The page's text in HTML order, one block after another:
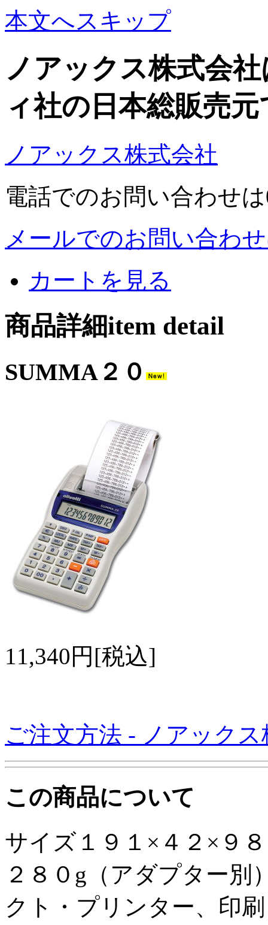
本文へスキップ
ノアックス株式会
ィ社の日本総販売
ノアックス株式会社
電話でのお問い合わせは
メールでのお問い合わ
カートを見る
商品詳細item detail
SUMMA２０
11,340円[税込]
ご注文方法 - ノアック
この商品について
サイズ１９１×４２×９
２８０g（アダプター別
クト・プリンター、印